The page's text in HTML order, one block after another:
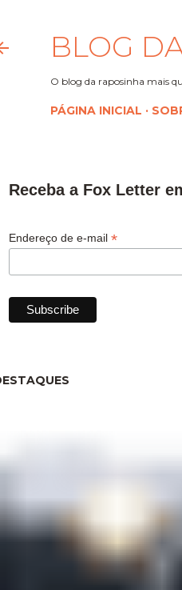
BLOG
O blog da raposinha mais
PÁGINA INICIAL
Receba a Fox Letter
Endereço de e-mail *